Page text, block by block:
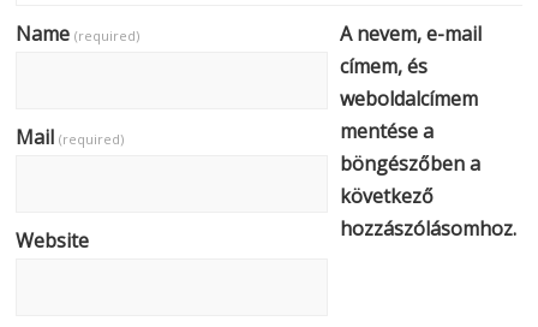
Name(required)
Mail(required)
Website
A nevem, e-mail
címem, és
weboldalcímem
mentése a
böngészőben a
következő
hozzászólásomhoz.